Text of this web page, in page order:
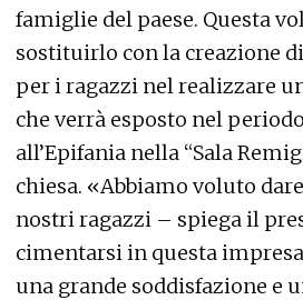
famiglie del paese. Questa
sostituirlo con la creazione
per i ragazzi nel realizzare
che verrà esposto nel
all’Epifania nella “Sala
chiesa. «Abbiamo voluto
nostri ragazzi – spiega il
cimentarsi in questa
una grande soddisfazione e